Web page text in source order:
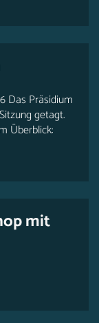
Das Präsidium
getagt.
Überblick:
mit